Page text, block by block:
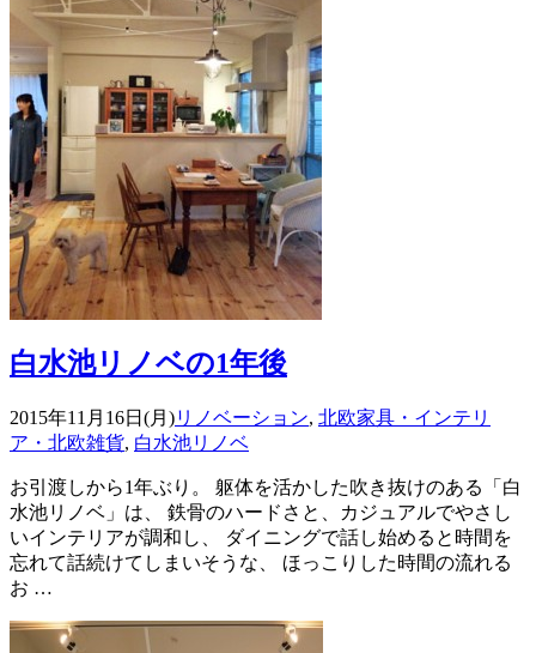
白水池リノベの1年後
2015年11月16日(月)リノベーション, 北欧家具・インテリ
ア・北欧雑貨, 白水池リノベ
お引渡しから1年ぶり。 躯体を活かした吹き抜けのある「白
水池リノベ」は、 鉄骨のハードさと、カジュアルでやさし
いインテリアが調和し、 ダイニングで話し始めると時間を
忘れて話続けてしまいそうな、 ほっこりした時間の流れる
お …